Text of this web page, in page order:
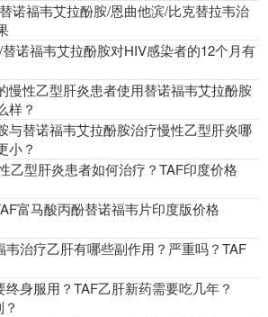
诺福韦艾拉酚胺/恩曲他滨/比克替拉韦治
诺福韦艾拉酚胺对HIV感染者的12个月有
慢性乙型肝炎患者使用替诺福韦艾拉酚胺
样？
与替诺福韦艾拉酚胺治疗慢性乙型肝炎哪
小？
乙型肝炎患者如何治疗？TAF印度价格
富马酸丙酚替诺福韦片印度版价格
韦治疗乙肝有哪些副作用？严重吗？TAF
身服用？TAF乙肝新药需要吃几年？